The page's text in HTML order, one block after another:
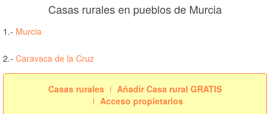
Casas rurales en pueblos de Murcia
1.- Murcia
2.- Caravaca de la Cruz
Casas rurales
Añadir Casa rural GRATIS
Acceso propietarios